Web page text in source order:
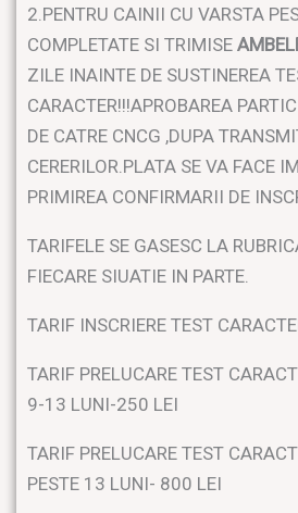
2.PENTRU CAINII CU VARSTA
COMPLETATE SI TRIMISE
ZILE INAINTE DE SUSTINEREA
CARACTER!!!APROBAREA
DE CATRE CNCG ,DUPA
CERERILOR.PLATA SE VA FACE
PRIMIREA CONFIRMARII DE
TARIFELE SE GASESC LA
FIECARE SIUATIE IN PARTE.
TARIF INSCRIERE TEST
TARIF PRELUCARE TEST
9-13 LUNI-250 LEI
TARIF PRELUCARE TEST
PESTE 13 LUNI- 800 LEI